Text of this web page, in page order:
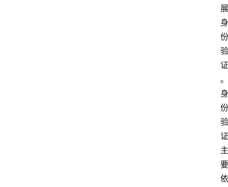
展
身
份
验
证
。
身
份
验
证
主
要
依